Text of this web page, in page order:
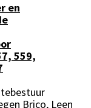
en
559,
Brico, Leen